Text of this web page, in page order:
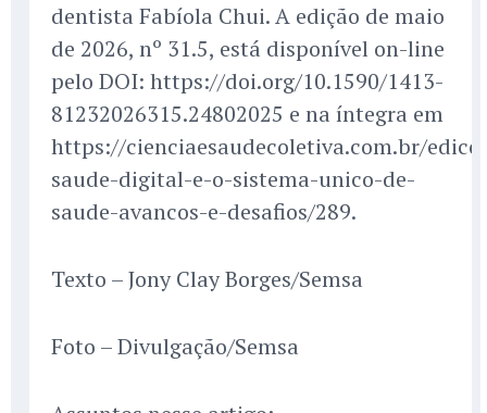
dentista Fabíola Chui. A edição de maio
de 2026, nº 31.5, está disponível on-line
pelo DOI: https://doi.org/10.1590/1413-
81232026315.24802025 e na íntegra em
https://cienciaesaudecoletiva.com.br/
saude-digital-e-o-sistema-unico-de-
saude-avancos-e-desafios/289.
Texto – Jony Clay Borges/Semsa
Foto – Divulgação/Semsa